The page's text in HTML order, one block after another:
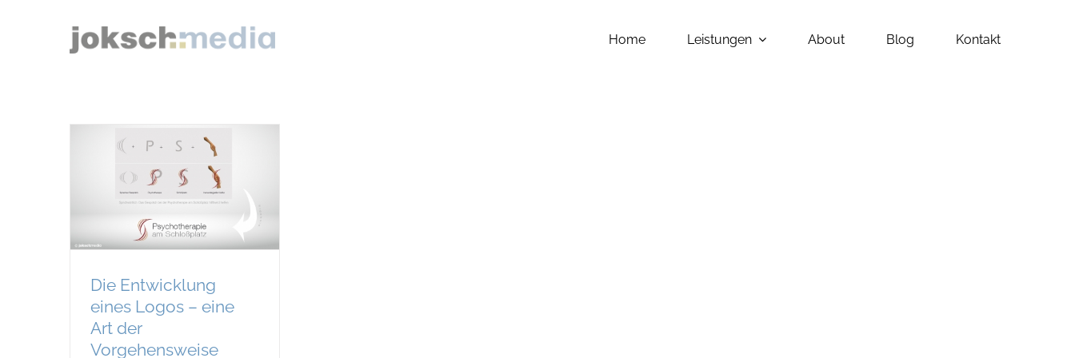
Home Leistungen About Blog Kontakt
Logos – eine Art der
Die Entwicklung
eines Logos – eine
Art der
Vorgehensweise